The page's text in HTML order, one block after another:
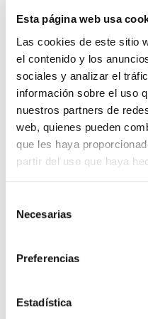
Esta página web usa
Las cookies de este sitio
el contenido y los
sociales y analizar el
información sobre el uso
nuestros partners de
web, quienes pueden
que les haya
partir del uso que haya
Necesarias
Preferencias
Estadística
incremento en
Para compensar esta
trabajado en la
proporcionar una
añadido a los
organización en un
un fuerte
¿Hay luz al final del
Nuestro sector
fuertes incrementos
primas, electricad y
nivel de inflación.
descendiendo poco a
continuada,